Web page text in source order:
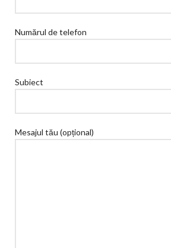
Numărul de telefon
Subiect
Mesajul tău (opțional)